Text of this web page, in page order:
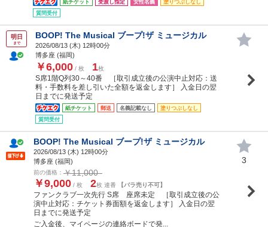
紙チケット 受渡し指定 女性名義
塗りつぶしなし
質問受付
明日
まで
BOOP! The Musical ブープ!ザ ミュージカル
2026/08/13 (木) 12時00分
博多座 (福岡)
￥6,000 / 枚 1枚
S席1階Q列30～40番 ［取引成立後の公演中止対応：送
料・手数料を差し引いた全額を返金します］ 入金日の翌
日までに発送予定
紙チケット 郵送 名義記載なし
塗りつぶしなし
質問受付
BOOP! The Musical ブープ!ザ ミュージカル
2026/08/13 (木) 12時00分
博多座 (福岡)
前の価格： ￥11,000
￥9,000 / 枚 2枚 連番 【バラ売り不可】
ファンクラブ一次先行 S席 座席未定 ［取引成立後の公
演中止対応：チケット券面額を返金します］ 入金日の翌
日までに発送予定
ご入金後、マイページの連絡ボードで発...
3